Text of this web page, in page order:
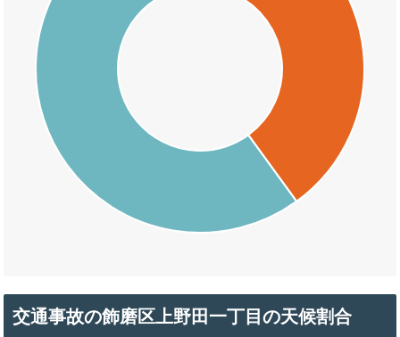
交通事故の飾磨区上野田一丁目の天候割合